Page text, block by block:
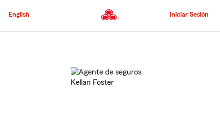
al
principal
English Iniciar Sesión